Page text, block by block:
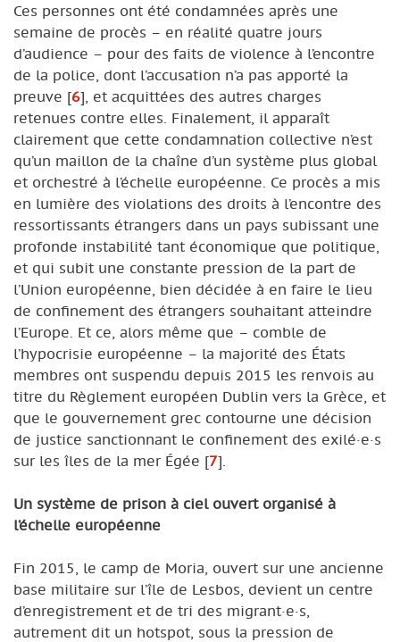
Ces personnes ont été condamnées après une
semaine de procès – en réalité quatre jours
d’audience – pour des faits de violence à l’encontre
de la police, dont l’accusation n’a pas apporté la
preuve [6] , et acquittées des autres charges
retenues contre elles. Finalement, il apparaît
clairement que cette condamnation collective n’est
qu’un maillon de la chaîne d’un système plus global
et orchestré à l’échelle européenne. Ce procès a mis
en lumière des violations des droits à l’encontre des
ressortissants étrangers dans un pays subissant une
profonde instabilité tant économique que politique,
et qui subit une constante pression de la part de
l’Union européenne, bien décidée à en faire le lieu
de confinement des étrangers souhaitant atteindre
l’Europe. Et ce, alors même que – comble de
l’hypocrisie européenne – la majorité des États
membres ont suspendu depuis 2015 les renvois au
titre du Règlement européen Dublin vers la Grèce, et
que le gouvernement grec contourne une décision
de justice sanctionnant le confinement des exilé·e·s
sur les îles de la mer Égée [7]
Un système de prison à ciel ouvert organisé à
l’échelle européenne
Fin 2015, le camp de Moria, ouvert sur une ancienne
base militaire sur l’île de Lesbos, devient un centre
d’enregistrement et de tri des migrant·e·s,
autrement dit un hotspot, sous la pression de